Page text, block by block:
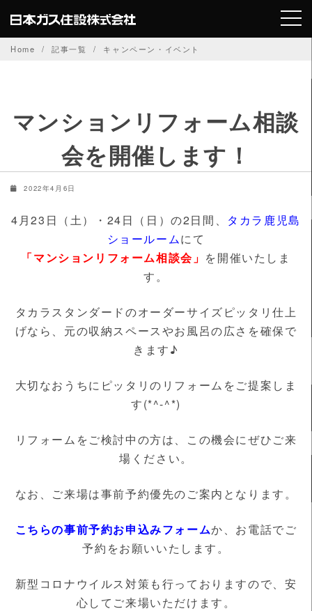
to
content
Home 記事一覧 キャンペーン・イベント
マンションリフォーム相談
会を開催します！
2022年4月6日
4月23日（土）・24日（日）の2日間、 タカラ鹿児島
ショールームにて
「マンションリフォーム相談会」 を開催いたしま
す。
タカラスタンダードのオーダーサイズピッタリ仕上
げなら、元の収納スペースやお風呂の広さを確保で
きます♪
大切なおうちにピッタリのリフォームをご提案しま
す(*^-^*)
リフォームをご検討中の方は、この機会にぜひご来
場ください。
なお、ご来場は事前予約優先のご案内となります。
こちらの事前予約お申込みフォームか、お電話でご
予約をお願いいたします。
新型コロナウイルス対策も行っておりますので、安
心してご来場いただけます。